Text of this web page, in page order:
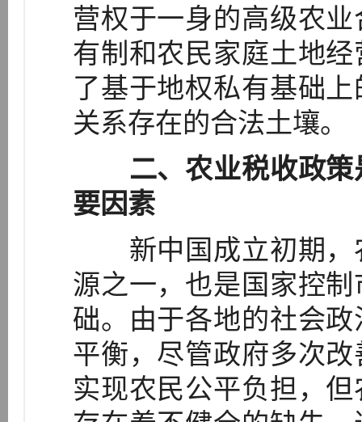
营权于一身的高级农
有制和农民家庭土地
了基于地权私有基础
关系存在的合法土壤。
二、农业税收政
要因素
新中国成立初期，
源之一，也是国家控
础。由于各地的社会
平衡，尽管政府多次
实现农民公平负担，